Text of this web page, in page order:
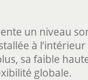
un niveau
à
sa faible
globale.